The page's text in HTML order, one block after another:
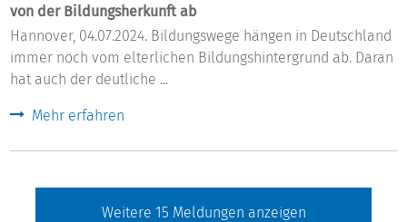
von der Bildungsherkunft ab
Hannover, 04.07.2024. Bildungswege hängen in Deutschland
immer noch vom elterlichen Bildungshintergrund ab. Daran
hat auch der deutliche ...
Mehr erfahren
Weitere 15 Meldungen anzeigen